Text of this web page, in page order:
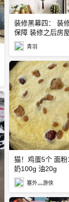
装修黑幕四： 装
保障 装修之后房
青羽
猫！鸡蛋5个 面
奶100g 油20g
塞外灬游侠